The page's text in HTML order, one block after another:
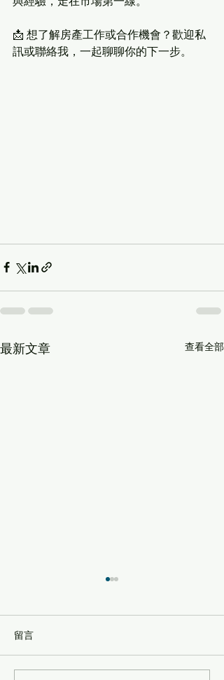
📩 想了解房產工作或合作機會？歡迎私
訊或聯絡我，一起聊聊你的下一步。
最新文章 查看全部
留言